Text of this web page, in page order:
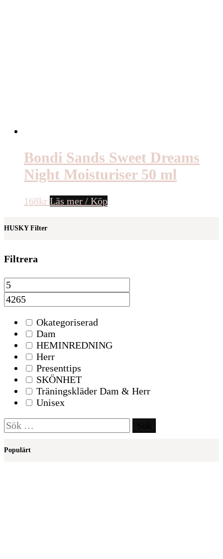
Bondi Sands Sweet Dreams
Night Moisturiser 50 ml
168kr Läs mer / Köp
HUSKY Filter
Filtrera
Okategoriserad
Dam
HEMINREDNING
Herr
Presenttips
SKÖNHET
Träningskläder Dam & Herr
Unisex
Sök
efter:
Populärt